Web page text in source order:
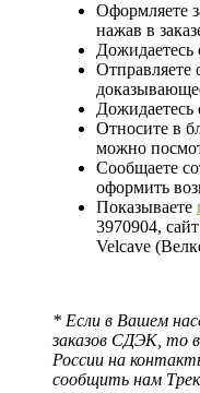
Оформляете
нажав в
Дожидаетесь
Отправляете
Дожидаетесь
Относите в
можно
Сообщаете
оформить
Показываете
3970904,
Velcave
* Если в Вашем
заказов СДЭК, то
России на
сообщить нам